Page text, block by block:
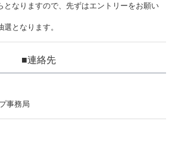
となりますので、先ずはエントリーをお願い
となります。
■連絡先
事務局